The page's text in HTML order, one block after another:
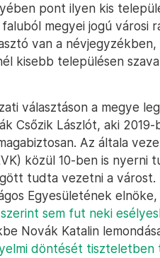
pont ilyen kis
megyei jogú városi
van a
kisebb településen
választáson a megye
Csőzik Lászlót, aki
Az általa
közül 10-ben is nyerni
tudta vezetni a
Egyesületének
sem fut neki
Novák Katalin
döntését